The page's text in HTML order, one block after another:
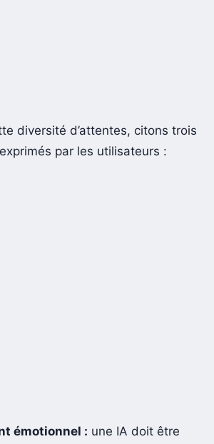
diversité d’attentes, citons trois
par les utilisateurs :
émotionnel : une IA doit être